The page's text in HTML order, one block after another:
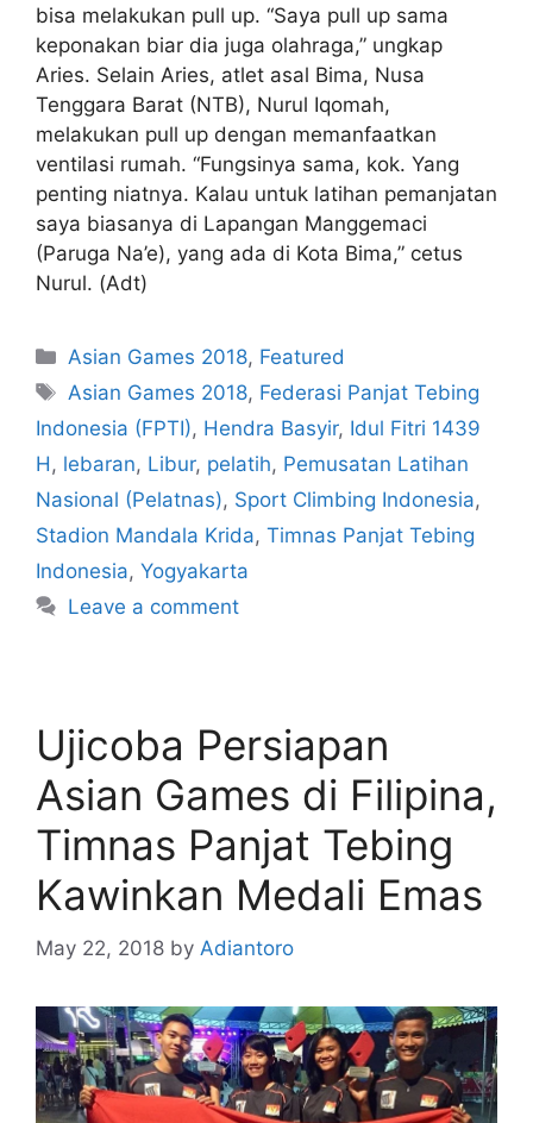
bisa melakukan pull up. “Saya pull up sama
keponakan biar dia juga olahraga,” ungkap
Aries. Selain Aries, atlet asal Bima, Nusa
Tenggara Barat (NTB), Nurul Iqomah,
melakukan pull up dengan memanfaatkan
ventilasi rumah. “Fungsinya sama, kok. Yang
penting niatnya. Kalau untuk latihan pemanjatan
saya biasanya di Lapangan Manggemaci
(Paruga Na’e), yang ada di Kota Bima,” cetus
Nurul. (Adt)
Asian Games 2018, Featured
Asian Games 2018, Federasi Panjat Tebing
Indonesia (FPTI), Hendra Basyir, Idul Fitri 1439
H, lebaran, Libur, pelatih, Pemusatan Latihan
Nasional (Pelatnas), Sport Climbing Indonesia,
Stadion Mandala Krida, Timnas Panjat Tebing
Indonesia, Yogyakarta
Leave a comment
Ujicoba Persiapan
Asian Games di Filipina,
Timnas Panjat Tebing
Kawinkan Medali Emas
May 22, 2018 by Adiantoro